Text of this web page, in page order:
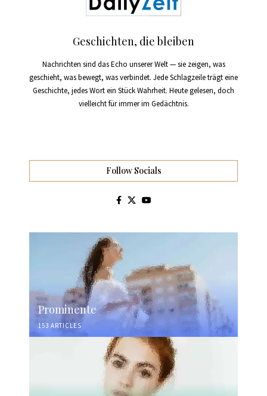
Geschichten, die bleiben
Nachrichten sind das Echo unserer Welt — sie zeigen, was
geschieht, was bewegt, was verbindet. Jede Schlagzeile trägt eine
Geschichte, jedes Wort ein Stück Wahrheit. Heute gelesen, doch
vielleicht für immer im Gedächtnis.
Follow Socials
Prominente
153 ARTICLES